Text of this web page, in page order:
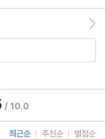
/ 10.0
최근순 추천순 별점순